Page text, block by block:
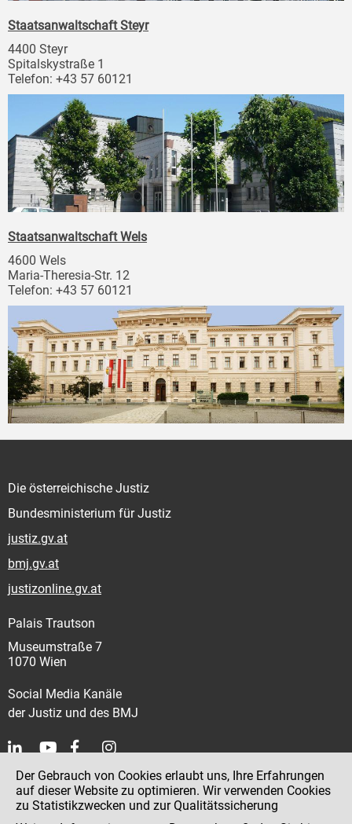
Staatsanwaltschaft Steyr
4400 Steyr
Spitalskystraße 1
Telefon: +43 57 60121
Staatsanwaltschaft Wels
4600 Wels
Maria-Theresia-Str. 12
Telefon: +43 57 60121
Die österreichische Justiz
Bundesministerium für Justiz
justiz.gv.at
bmj.gv.at
justizonline.gv.at
Palais Trautson
Museumstraße 7
1070 Wien
Social Media Kanäle
der Justiz und des BMJ
Kontakt
Impressum
Der Gebrauch von Cookies erlaubt uns, Ihre Erfahrungen
auf dieser Website zu optimieren. Wir verwenden Cookies
zu Statistikzwecken und zur Qualitätssicherung